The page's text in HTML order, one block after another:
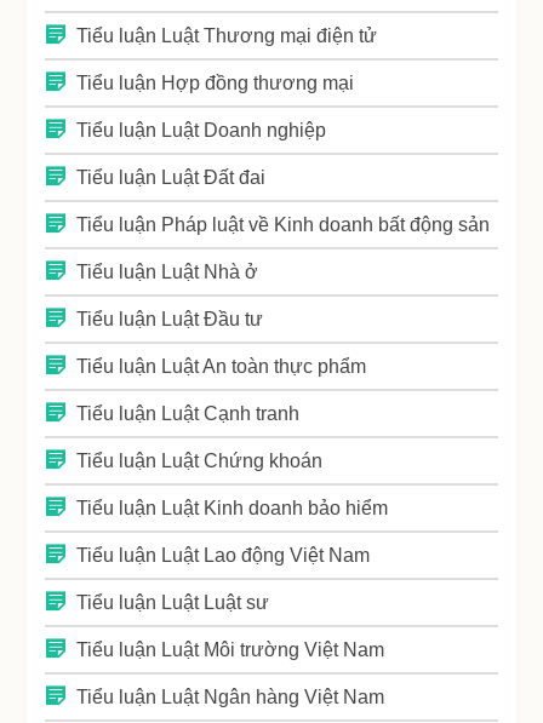
Tiểu luận Luật Thương mại điện tử
Tiểu luận Hợp đồng thương mại
Tiểu luận Luật Doanh nghiệp
Tiểu luận Luật Đất đai
Tiểu luận Pháp luật về Kinh doanh bất động sản
Tiểu luận Luật Nhà ở
Tiểu luận Luật Đầu tư
Tiểu luận Luật An toàn thực phẩm
Tiểu luận Luật Cạnh tranh
Tiểu luận Luật Chứng khoán
Tiểu luận Luật Kinh doanh bảo hiểm
Tiểu luận Luật Lao động Việt Nam
Tiểu luận Luật Luật sư
Tiểu luận Luật Môi trường Việt Nam
Tiểu luận Luật Ngân hàng Việt Nam